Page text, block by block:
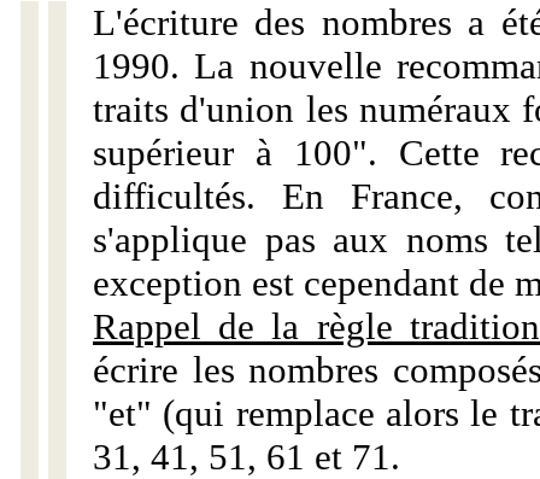
L'écriture des nombres a
1990. La nouvelle
traits d'union les numéraux
supérieur à 100". Cette
difficultés. En France,
s'applique pas aux noms
exception est cependant de
Rappel de la règle
écrire les nombres
"et" (qui remplace alors le
31, 41, 51, 61 et 71.